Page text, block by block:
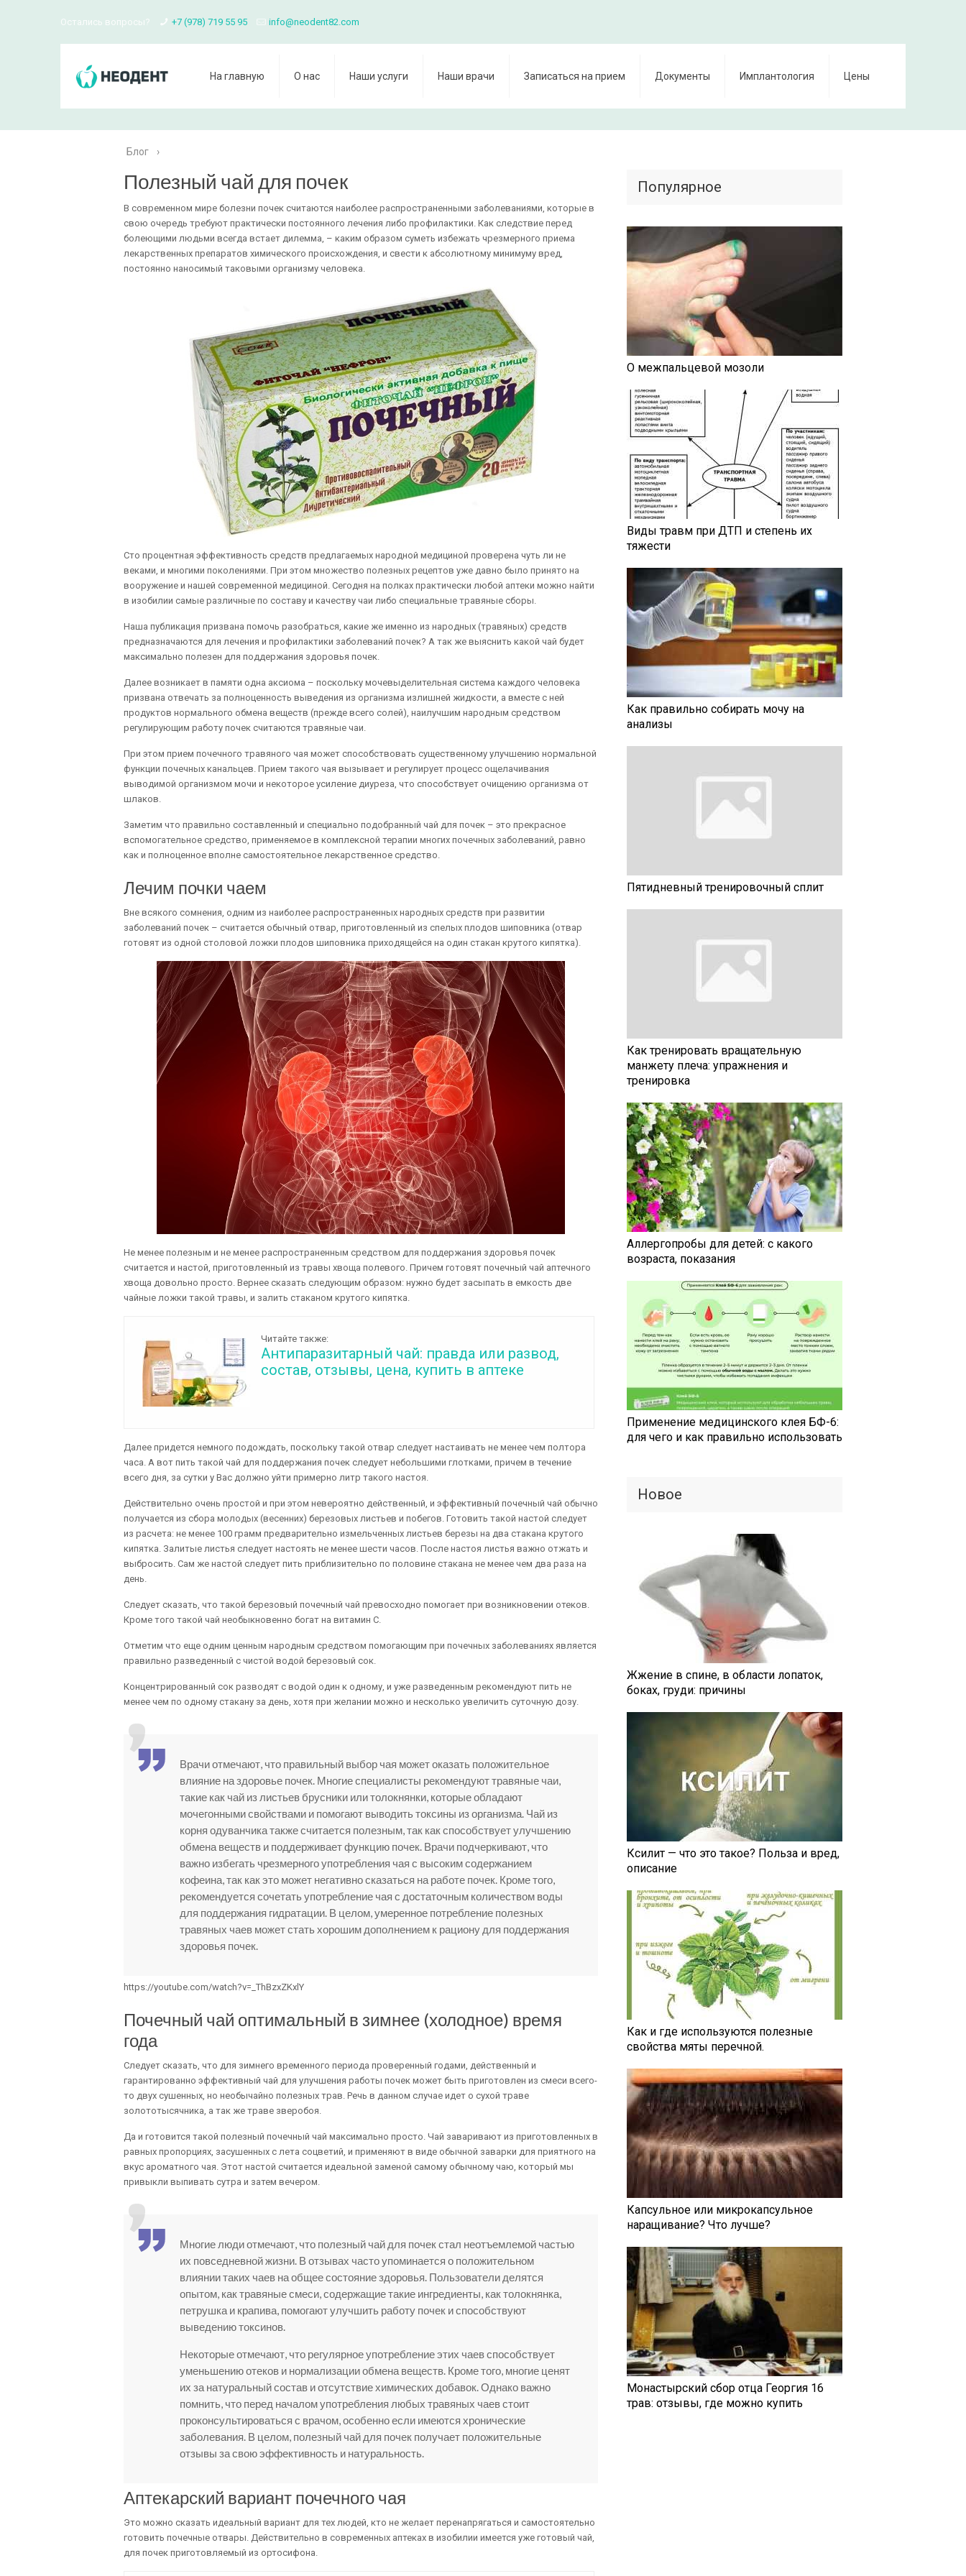
Остались вопросы? +7 (978) 719 55 95 info@neodent82.com
На главную О нас Наши услуги Наши врачи Записаться на прием Документы Имплантология Цены
Блог ›
Полезный чай для почек
В современном мире болезни почек считаются наиболее распространенными заболеваниями, которые в
свою очередь требуют практически постоянного лечения либо профилактики. Как следствие перед
болеющими людьми всегда встает дилемма, – каким образом суметь избежать чрезмерного приема
лекарственных препаратов химического происхождения, и свести к абсолютному минимуму вред,
постоянно наносимый таковыми организму человека.
Сто процентная эффективность средств предлагаемых народной медициной проверена чуть ли не
веками, и многими поколениями. При этом множество полезных рецептов уже давно было принято на
вооружение и нашей современной медициной. Сегодня на полках практически любой аптеки можно найти
в изобилии самые различные по составу и качеству чаи либо специальные травяные сборы.
Наша публикация призвана помочь разобраться, какие же именно из народных (травяных) средств
предназначаются для лечения и профилактики заболеваний почек? А так же выяснить какой чай будет
максимально полезен для поддержания здоровья почек.
Далее возникает в памяти одна аксиома – поскольку мочевыделительная система каждого человека
призвана отвечать за полноценность выведения из организма излишней жидкости, а вместе с ней
продуктов нормального обмена веществ (прежде всего солей), наилучшим народным средством
регулирующим работу почек считаются травяные чаи.
При этом прием почечного травяного чая может способствовать существенному улучшению нормальной
функции почечных канальцев. Прием такого чая вызывает и регулирует процесс ощелачивания
выводимой организмом мочи и некоторое усиление диуреза, что способствует очищению организма от
шлаков.
Заметим что правильно составленный и специально подобранный чай для почек – это прекрасное
вспомогательное средство, применяемое в комплексной терапии многих почечных заболеваний, равно
как и полноценное вполне самостоятельное лекарственное средство.
Лечим почки чаем
Вне всякого сомнения, одним из наиболее распространенных народных средств при развитии
заболеваний почек – считается обычный отвар, приготовленный из спелых плодов шиповника (отвар
готовят из одной столовой ложки плодов шиповника приходящейся на один стакан крутого кипятка).
Не менее полезным и не менее распространенным средством для поддержания здоровья почек
считается и настой, приготовленный из травы хвоща полевого. Причем готовят почечный чай аптечного
хвоща довольно просто. Вернее сказать следующим образом: нужно будет засыпать в емкость две
чайные ложки такой травы, и залить стаканом крутого кипятка.
Читайте также:
Антипаразитарный чай: правда или развод,
состав, отзывы, цена, купить в аптеке
Далее придется немного подождать, поскольку такой отвар следует настаивать не менее чем полтора
часа. А вот пить такой чай для поддержания почек следует небольшими глотками, причем в течение
всего дня, за сутки у Вас должно уйти примерно литр такого настоя.
Действительно очень простой и при этом невероятно действенный, и эффективный почечный чай обычно
получается из сбора молодых (весенних) березовых листьев и побегов. Готовить такой настой следует
из расчета: не менее 100 грамм предварительно измельченных листьев березы на два стакана крутого
кипятка. Залитые листья следует настоять не менее шести часов. После настоя листья важно отжать и
выбросить. Сам же настой следует пить приблизительно по половине стакана не менее чем два раза на
день.
Следует сказать, что такой березовый почечный чай превосходно помогает при возникновении отеков.
Кроме того такой чай необыкновенно богат на витамин С.
Отметим что еще одним ценным народным средством помогающим при почечных заболеваниях является
правильно разведенный с чистой водой березовый сок.
Концентрированный сок разводят с водой один к одному, и уже разведенным рекомендуют пить не
менее чем по одному стакану за день, хотя при желании можно и несколько увеличить суточную дозу.
Врачи отмечают, что правильный выбор чая может оказать положительное
влияние на здоровье почек. Многие специалисты рекомендуют травяные чаи,
такие как чай из листьев брусники или толокнянки, которые обладают
мочегонными свойствами и помогают выводить токсины из организма. Чай из
корня одуванчика также считается полезным, так как способствует улучшению
обмена веществ и поддерживает функцию почек. Врачи подчеркивают, что
важно избегать чрезмерного употребления чая с высоким содержанием
кофеина, так как это может негативно сказаться на работе почек. Кроме того,
рекомендуется сочетать употребление чая с достаточным количеством воды
для поддержания гидратации. В целом, умеренное потребление полезных
травяных чаев может стать хорошим дополнением к рациону для поддержания
здоровья почек.
https://youtube.com/watch?v=_ThBzxZKxlY
Почечный чай оптимальный в зимнее (холодное) время
года
Следует сказать, что для зимнего временного периода проверенный годами, действенный и
гарантированно эффективный чай для улучшения работы почек может быть приготовлен из смеси всего-
то двух сушенных, но необычайно полезных трав. Речь в данном случае идет о сухой траве
золототысячника, а так же траве зверобоя.
Да и готовится такой полезный почечный чай максимально просто. Чай заваривают из приготовленных в
равных пропорциях, засушенных с лета соцветий, и применяют в виде обычной заварки для приятного на
вкус ароматного чая. Этот настой считается идеальной заменой самому обычному чаю, который мы
привыкли выпивать сутра и затем вечером.
Многие люди отмечают, что полезный чай для почек стал неотъемлемой частью
их повседневной жизни. В отзывах часто упоминается о положительном
влиянии таких чаев на общее состояние здоровья. Пользователи делятся
опытом, как травяные смеси, содержащие такие ингредиенты, как толокнянка,
петрушка и крапива, помогают улучшить работу почек и способствуют
выведению токсинов.
Некоторые отмечают, что регулярное употребление этих чаев способствует
уменьшению отеков и нормализации обмена веществ. Кроме того, многие ценят
их за натуральный состав и отсутствие химических добавок. Однако важно
помнить, что перед началом употребления любых травяных чаев стоит
проконсультироваться с врачом, особенно если имеются хронические
заболевания. В целом, полезный чай для почек получает положительные
отзывы за свою эффективность и натуральность.
Аптекарский вариант почечного чая
Это можно сказать идеальный вариант для тех людей, кто не желает перенапрягаться и самостоятельно
готовить почечные отвары. Действительно в современных аптеках в изобилии имеется уже готовый чай,
для почек приготовляемый из ортосифона.
Популярное
О межпальцевой мозоли
Виды травм при ДТП и степень их
тяжести
Как правильно собирать мочу на
анализы
Пятидневный тренировочный сплит
Как тренировать вращательную
манжету плеча: упражнения и
тренировка
Аллергопробы для детей: с какого
возраста, показания
Применение медицинского клея БФ-6:
для чего и как правильно использовать
Новое
Жжение в спине, в области лопаток,
боках, груди: причины
Ксилит — что это такое? Польза и вред,
описание
Как и где используются полезные
свойства мяты перечной.
Капсульное или микрокапсульное
наращивание? Что лучше?
Монастырский сбор отца Георгия 16
трав: отзывы, где можно купить